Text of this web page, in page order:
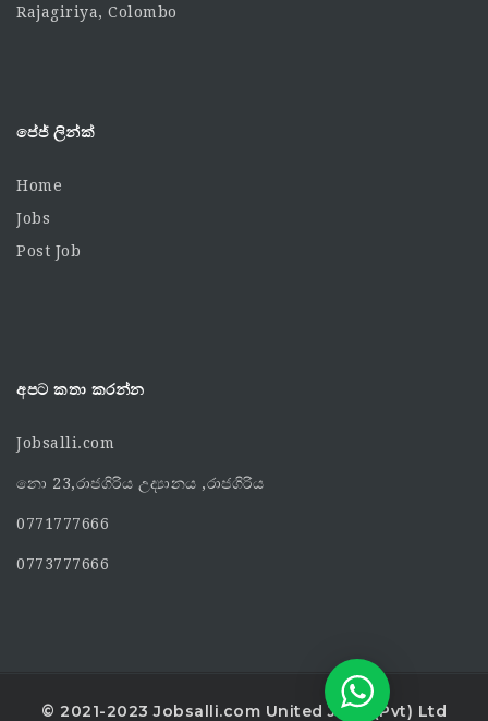
Rajagiriya, Colombo
පේජ් ලින්ක්
Home
Jobs
Post Job
අපට කතා කරන්න
Jobsalli.com
නො 23,රාජගිරිය උද්‍යානය ,රාජගිරිය
0771777666
0773777666
© 2021-2023 Jobsalli.com United Jobs (Pvt) Ltd